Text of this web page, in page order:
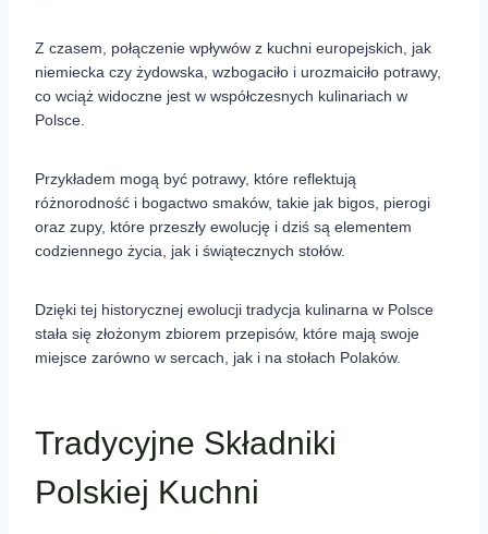
Z czasem, połączenie wpływów z kuchni europejskich, jak
niemiecka czy żydowska, wzbogaciło i urozmaiciło potrawy,
co wciąż widoczne jest w współczesnych kulinariach w
Polsce.
Przykładem mogą być potrawy, które reflektują
różnorodność i bogactwo smaków, takie jak bigos, pierogi
oraz zupy, które przeszły ewolucję i dziś są elementem
codziennego życia, jak i świątecznych stołów.
Dzięki tej historycznej ewolucji tradycja kulinarna w Polsce
stała się złożonym zbiorem przepisów, które mają swoje
miejsce zarówno w sercach, jak i na stołach Polaków.
Tradycyjne Składniki
Polskiej Kuchni